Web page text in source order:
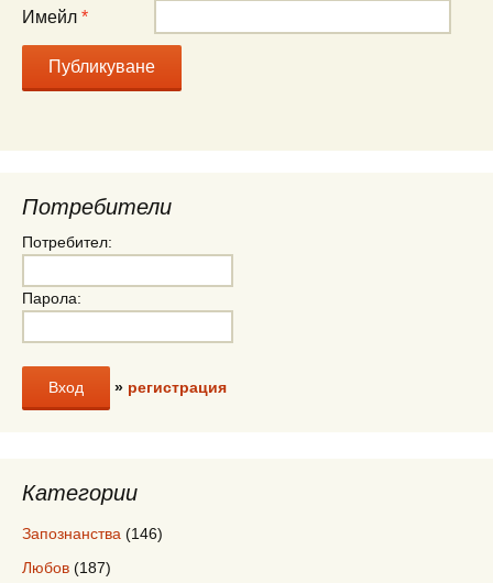
Имейл *
Потребители
Потребител:
Парола:
» регистрация
Категории
Запознанства (146)
Любов (187)